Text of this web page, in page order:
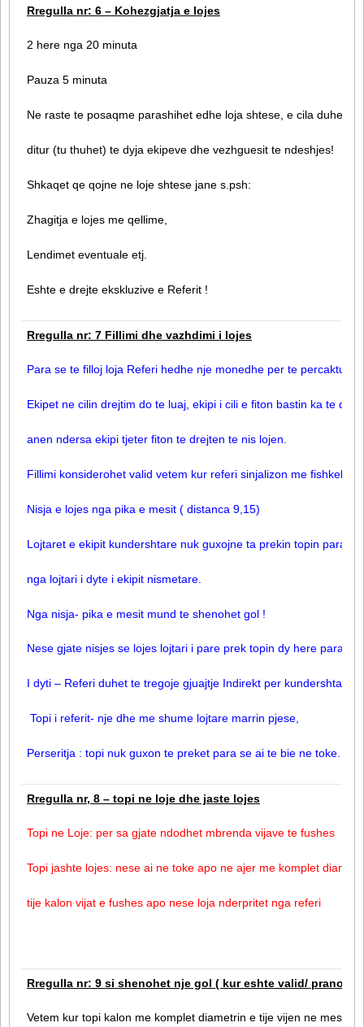
Rregulla nr: 6 – Kohezgjatja e lojes
2 here nga 20 minuta
Pauza 5 minuta
Ne raste te posaqme parashihet edhe loja shtese, e cila duhet te
ditur (tu thuhet) te dyja ekipeve dhe vezhguesit te ndeshjes!
Shkaqet qe qojne ne loje shtese jane s.psh:
Zhagitja e lojes me qellime,
Lendimet eventuale etj.
Eshte e drejte ekskluzive e Referit !
Rregulla nr: 7 Fillimi dhe vazhdimi i lojes
Para se te filloj loja Referi hedhe nje monedhe per te percaktuar
Ekipet ne cilin drejtim do te luaj, ekipi i cili e fiton bastin ka te
anen ndersa ekipi tjeter fiton te drejten te nis lojen.
Fillimi konsiderohet valid vetem kur referi sinjalizon me
Nisja e lojes nga pika e mesit ( distanca 9,15)
Lojtaret e ekipit kundershtare nuk guxojne ta prekin topin para
nga lojtari i dyte i ekipit nismetare.
Nga nisja- pika e mesit mund te shenohet gol !
Nese gjate nisjes se lojes lojtari i pare prek topin dy here para se
I dyti – Referi duhet te tregoje gjuajtje Indirekt per kundershtarin.
Topi i referit- nje dhe me shume lojtare marrin pjese,
Perseritja : topi nuk guxon te preket para se ai te bie ne toke.
Rregulla nr, 8 – topi ne loje dhe jaste lojes
Topi ne Loje: per sa gjate ndodhet mbrenda vijave te fushes
Topi jashte lojes: nese ai ne toke apo ne ajer me komplet
tije kalon vijat e fushes apo nese loja nderpritet nga referi
Rregulla nr: 9 si shenohet nje gol ( kur eshte valid/
Vetem kur topi kalon me komplet diametrin e tije vijen ne mes dy